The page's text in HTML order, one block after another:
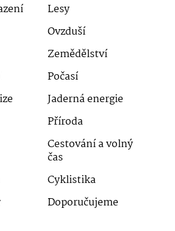
Lesy
Ovzduší
Zemědělství
Počasí
Jaderná energie
Příroda
Cestování a volný
čas
Cyklistika
Doporučujeme